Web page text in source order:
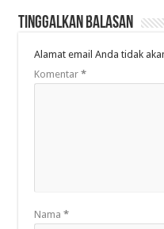
Tinggalkan Balasan
Alamat email Anda tidak
Komentar *
Nama *